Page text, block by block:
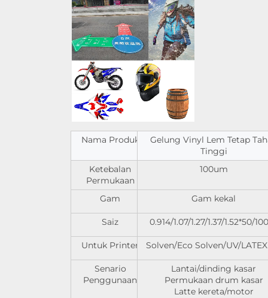
Nama Produk
Gelung Vinyl Lem Tetap
Tinggi
Ketebalan
Permukaan
100um
Gam Gam kekal
Saiz 0.914/1.07/1.27/1.37/1.52*50/
Untuk Printer Solven/Eco Solven/UV/
Senario
Penggunaan
Lantai/dinding kasar
Permukaan drum kasar
Latte kereta/motor